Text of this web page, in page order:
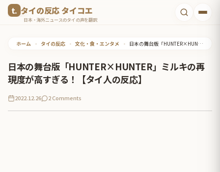
タイの反応 タイコエ
日本・海外ニュースのタイの声を翻訳
ホーム • タイの反応 • 文化・食・エンタメ • 日本の舞台版「HUNTER×HUNTER」ミルキの再現度が高すぎる！【タイ人の反応】
日本の舞台版「HUNTER×HUNTER」ミルキの再
現度が高すぎる！【タイ人の反応】
2022.12.26 2 Comments